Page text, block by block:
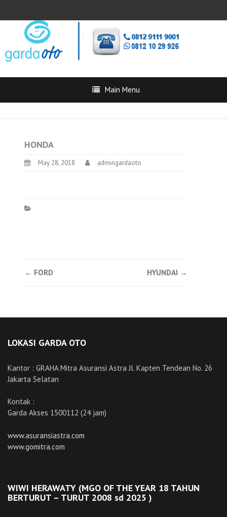
Main Menu
HONDA
May 28, 2018 admingardaoto
Post
← FORD HYUNDAI →
LOKASI GARDA OTO
Kantor : GRAHA Mitra Asuransi Astra Jl. Kapten Tendean No. 26
Jakarta Selatan
Kontak :
Garda Akses 1500112 (24 jam)
www.asuransiastra.com
www.gomitra.com
WIWI HERAWATY (MGO OF THE YEAR 18 TAHUN
BERTURUT – TURUT 2008 sd 2025 )